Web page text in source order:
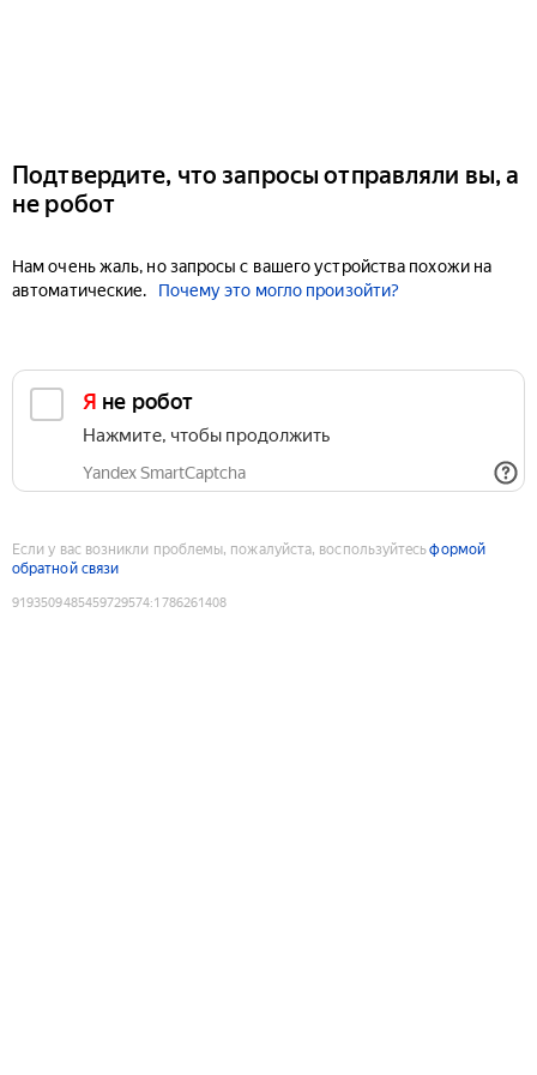
Подтвердите, что запросы отправляли вы, а
не робот
Нам очень жаль, но запросы с вашего устройства похожи на
автоматические.
Почему это могло произойти?
Я не робот
Нажмите, чтобы продолжить
Yandex SmartCaptcha
Если у вас возникли проблемы, пожалуйста, воспользуйтесьформой
обратной связи
9193509485459729574:1786261408